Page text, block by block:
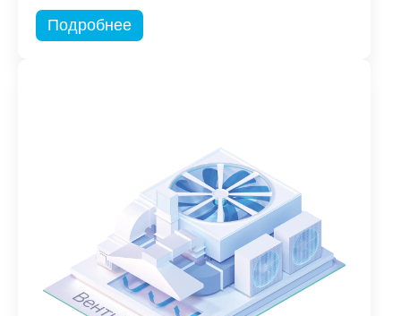
Подробнее